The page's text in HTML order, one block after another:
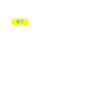
全て